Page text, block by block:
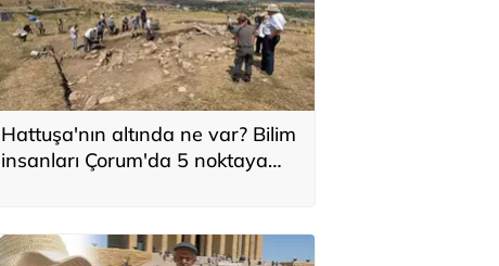
Hattuşa'nın altında ne var? Bilim
insanları Çorum'da 5 noktaya